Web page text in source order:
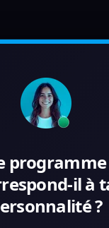
programme
il à
?